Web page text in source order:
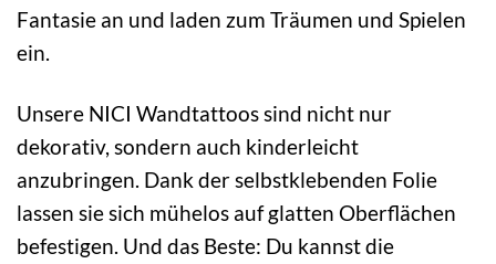
Fantasie an und laden zum Träumen und Spielen
ein.
Unsere NICI Wandtattoos sind nicht nur
dekorativ, sondern auch kinderleicht
anzubringen. Dank der selbstklebenden Folie
lassen sie sich mühelos auf glatten Oberflächen
befestigen. Und das Beste: Du kannst die